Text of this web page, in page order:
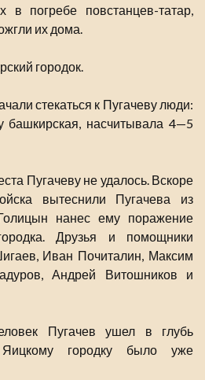
в погребе повстанцев-татар,
их дома.
городок.
стекаться к Пугачеву люди:
башкирская, насчитывала 4—5
Пугачеву не удалось. Вскоре
вытеснили Пугачева из
нанес ему поражение
Друзья и помощники
Иван Почиталин, Максим
Андрей Витошников и
Пугачев ушел в глубь
городку было уже